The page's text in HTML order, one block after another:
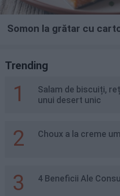
Somon la grătar cu
Trending
1
Salam de biscuiți,
unui desert unic
2 Choux a la creme
3 4 Beneficii Ale